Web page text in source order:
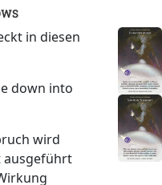
in diesen
down into
wird
ausgeführt